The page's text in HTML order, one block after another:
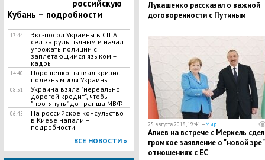
российскую
Кубань – подробности
17:44
Экс-посол Украины в США
сел за руль пьяным и начал
угрожать полиции с
заплетающимся языком –
кадры
14:40
Порошенко назвал кризис
полезным для Украины
08:51
Украина взяла "нереально
дорогой кредит", чтобы
"протянуть" до транша МВФ
06:45
На российское консульство
в Киеве напали –
подробности
ВСЕ НОВОСТИ »
Лукашенко рассказал о важной
договоренности с Путиным
25 августа 2018, 19:41 —Мир
Алиев на встрече с Меркель
громкое заявление о "новой
отношениях с ЕС